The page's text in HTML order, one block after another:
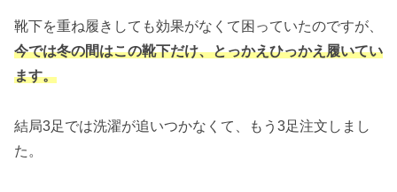
靴下を重ね履きしても効果がなくて困っていたのですが、
今では冬の間はこの靴下だけ、とっかえひっかえ履いてい
ます。
結局3足では洗濯が追いつかなくて、もう3足注文しまし
た。